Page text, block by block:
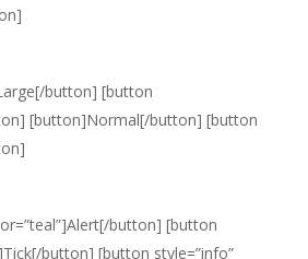
button] [button
[button]Normal[/button] [button
button] [button
button] [button style=”info”